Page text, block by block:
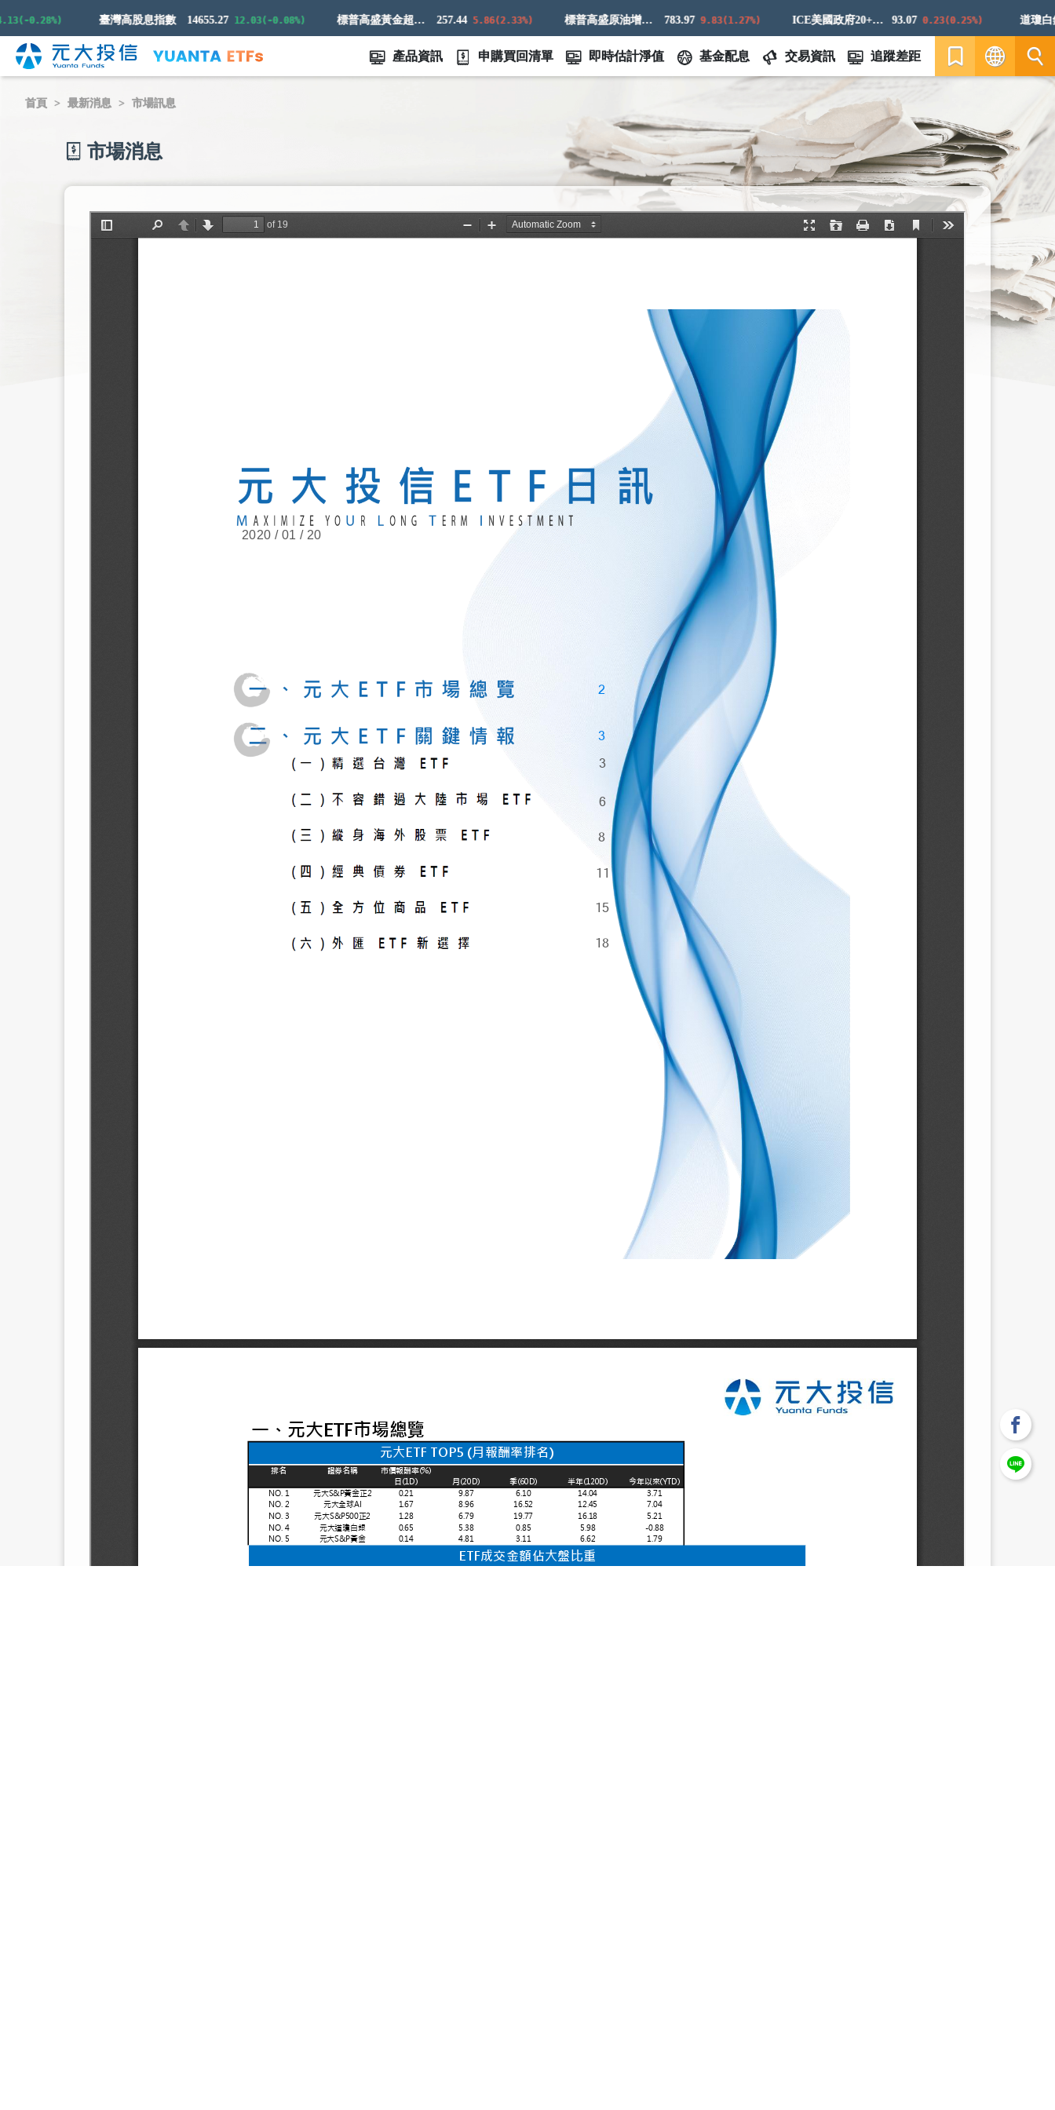
0.28%) 臺灣高股息指數 14655.27 12.03(-0.08%) 標普高盛黃金超額回報指數 257.44 5.86(2.33%) 標普高盛原油增強超額回報指數 783.97 9.83(1.27%) ICE美國政府20+年期債券指數 93.07 0.23(0.25%) 道瓊白銀
產品資訊 申購買回清單 即時估計淨值 基金配息 交易資訊 追蹤差距
EN
首頁 最新消息 市場訊息
市場消息